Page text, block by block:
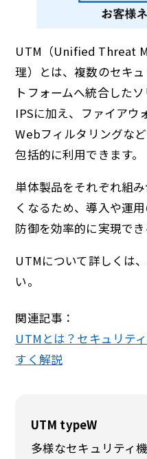
UTM（Unified Threat
理）とは、複数のセキ
トフォームへ統合した
IPSに加え、ファイアウ
Webフィルタリングな
包括的に利用できます。
単体製品をそれぞれ組
くなるため、導入や運
防御を効率的に実現でき
UTMについて詳しくは
い。
関連記事：
UTMとは？セキュリテ
すく解説
UTM typeW
多様なセキュリティ